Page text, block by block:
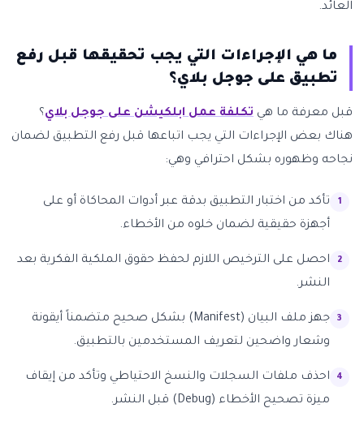
العائد.
ما هي الإجراءات التي يجب تحقيقها قبل رفع
تطبيق على جوجل بلاي؟
قبل معرفة ما هي تكلفة عمل ابلكيشن على جوجل بلاي؟
هناك بعض الإجراءات التي يجب اتباعها قبل رفع التطبيق لضمان
نجاحه وظهوره بشكل احترافي وهي:
تأكد من اختبار التطبيق بدقة عبر أدوات المحاكاة أو على
أجهزة حقيقية لضمان خلوه من الأخطاء.
احصل على الترخيص اللازم لحفظ حقوق الملكية الفكرية بعد
النشر.
جهز ملف البيان (Manifest) بشكل صحيح متضمناً أيقونة
وشعار واضحين لتعريف المستخدمين بالتطبيق.
احذف ملفات السجلات والنسخ الاحتياطي وتأكد من إيقاف
ميزة تصحيح الأخطاء (Debug) قبل النشر.